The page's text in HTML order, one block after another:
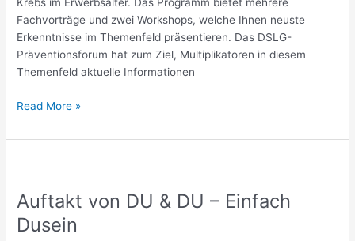
Krebs im Erwerbsalter. Das Programm bietet mehrere
Fachvorträge und zwei Workshops, welche Ihnen neuste
Erkenntnisse im Themenfeld präsentieren. Das DSLG-
Präventionsforum hat zum Ziel, Multiplikatoren in diesem
Themenfeld aktuelle Informationen
Read More »
Auftakt von DU & DU – Einfach
Dusein
DU
&
DU